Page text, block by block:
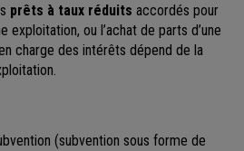
prêts à taux réduits accordés pour
exploitation, ou l’achat de parts d’une
charge des intérêts dépend de la
(subvention sous forme de